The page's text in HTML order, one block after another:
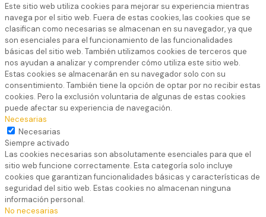
Este sitio web utiliza cookies para mejorar su experiencia mientras
navega por el sitio web. Fuera de estas cookies, las cookies que se
clasifican como necesarias se almacenan en su navegador, ya que
son esenciales para el funcionamiento de las funcionalidades
básicas del sitio web. También utilizamos cookies de terceros que
nos ayudan a analizar y comprender cómo utiliza este sitio web.
Estas cookies se almacenarán en su navegador solo con su
consentimiento. También tiene la opción de optar por no recibir estas
cookies. Pero la exclusión voluntaria de algunas de estas cookies
puede afectar su experiencia de navegación.
Necesarias
Necesarias
Siempre activado
Las cookies necesarias son absolutamente esenciales para que el
sitio web funcione correctamente. Esta categoría solo incluye
cookies que garantizan funcionalidades básicas y características de
seguridad del sitio web. Estas cookies no almacenan ninguna
información personal.
No necesarias